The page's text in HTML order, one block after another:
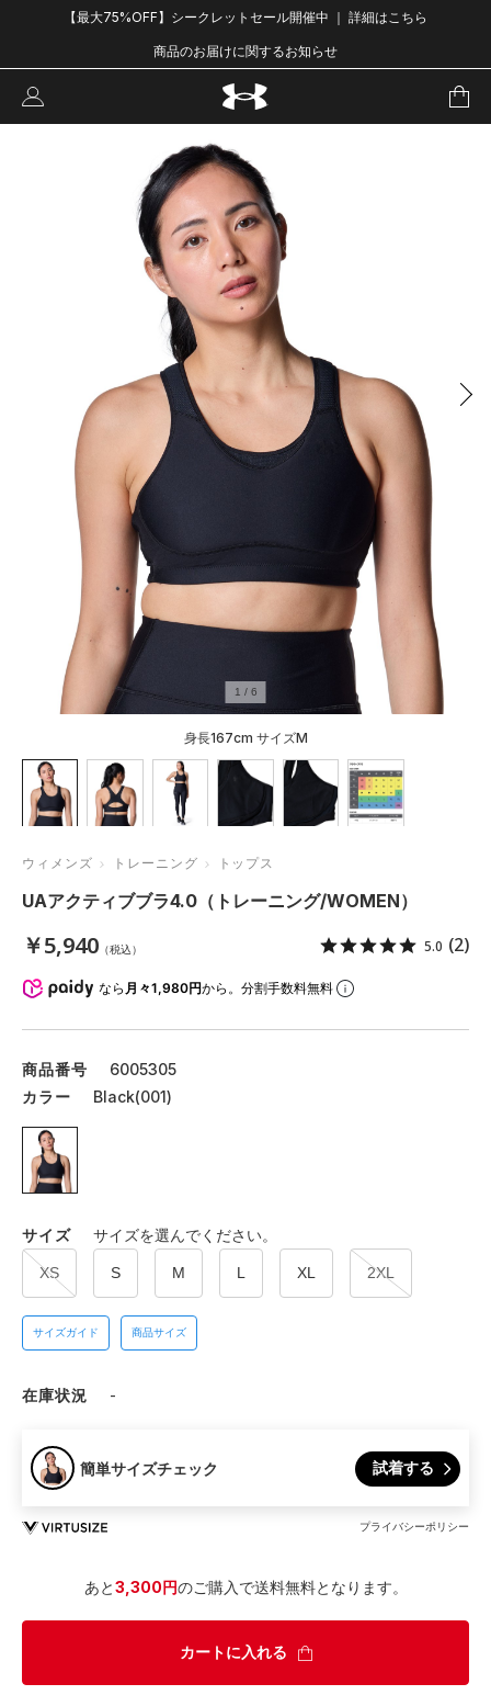
【最大75%OFF】シークレットセール開催中 ｜ 詳細はこちら
商品のお届けに関するお知らせ
1 / 6
身長167cm サイズM
ウィメンズ トレーニング トップス
UAアクティブブラ4.0（トレーニング/WOMEN）
￥5,940 （税込） 5.0 (2)
なら 月々1,980円から。分割手数料無料
商品番号
6005305
カラー
Black(001)
サイズ サイズを選んでください。
XS S M L XL 2XL
サイズガイド 商品サイズ
在庫状況 -
簡単サイズチェック 試着する
プライバシーポリシー
あと3,300円のご購入で送料無料となります。
カートに入れる